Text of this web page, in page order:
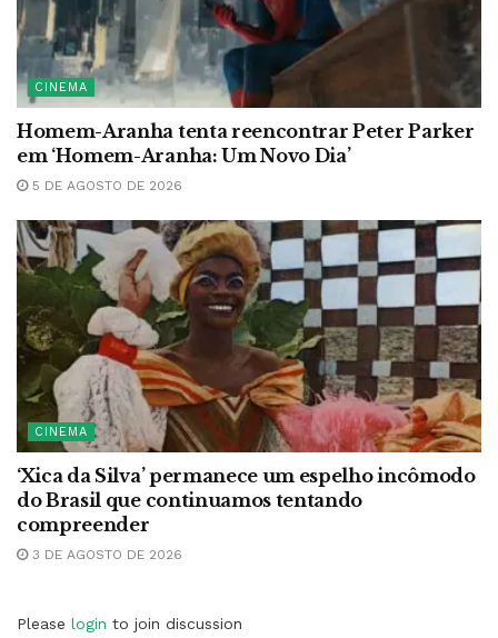
CINEMA
Homem-Aranha tenta reencontrar Peter Parker
em ‘Homem-Aranha: Um Novo Dia’
5 DE AGOSTO DE 2026
CINEMA
‘Xica da Silva’ permanece um espelho incômodo
do Brasil que continuamos tentando
compreender
3 DE AGOSTO DE 2026
Please login to join discussion